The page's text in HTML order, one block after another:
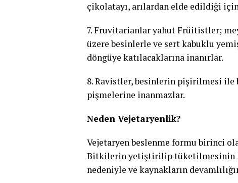
çikolatayı, arılardan elde edildiği
7. Fruvitarianlar yahut Früitistler;
üzere besinlerle ve sert kabuklu
döngüye katılacaklarına inanırlar.
8. Ravistler, besinlerin pişirilmesi ile
pişmelerine inanmazlar.
Neden Vejetaryenlik?
Vejetaryen beslenme formu birinci
Bitkilerin yetiştirilip tüketilmesinin
nedeniyle ve kaynakların